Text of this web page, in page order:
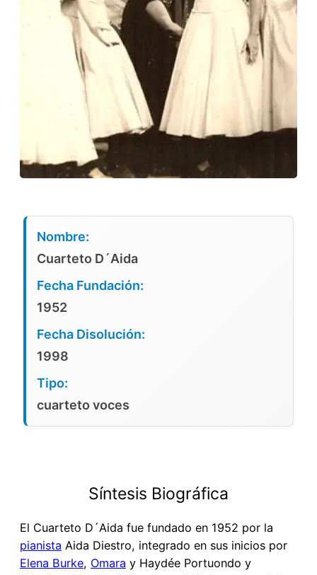
Nombre:
Cuarteto D´Aida
Fecha Fundación:
1952
Fecha Disolución:
1998
Tipo:
cuarteto voces
Síntesis Biográfica
El Cuarteto D´Aida fue fundado en 1952 por la
pianista Aida Diestro, integrado en sus inicios por
Elena Burke, Omara y Haydée Portuondo y